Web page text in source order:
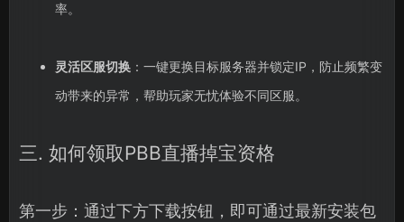
率。
灵活区服切换：一键更换目标服务器并锁定IP，防止频繁变
动带来的异常，帮助玩家无忧体验不同区服。
三. 如何领取PBB直播掉宝资格
第一步：通过下方下载按钮，即可通过最新安装包